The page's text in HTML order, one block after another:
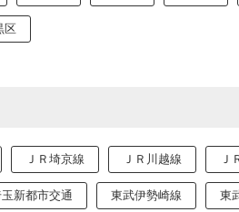
区
ＪＲ埼京線 ＪＲ川越線 Ｊ
新都市交通 東武伊勢崎線 東